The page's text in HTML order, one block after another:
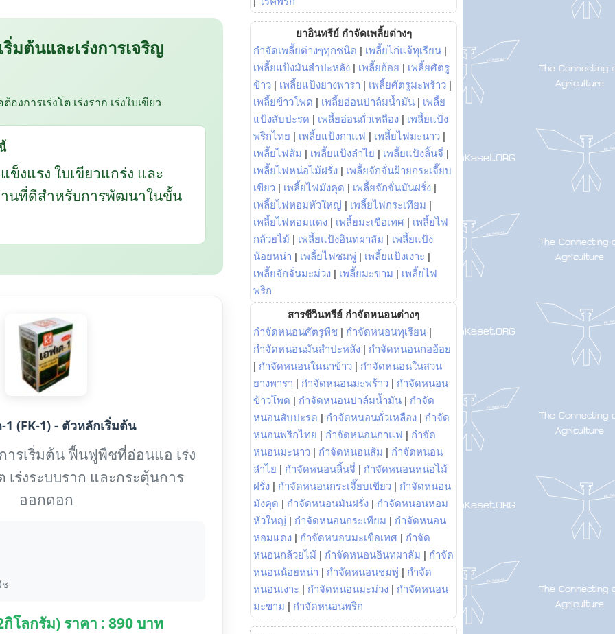
มต้นและเร่งการเจริญ
งการเร่งโต เร่งราก เร่งใบเขียว
งแรง ใบเขียวแกร่ง และ
านที่ดีสำหรับการพัฒนาในขั้น
-1 (FK-1) - ตัวหลักเริ่มต้น
ารเริ่มต้น ฟื้นฟูพืชที่อ่อนแอ เร่ง
เร่งระบบราก และกระตุ้นการ
ออกดอก
ช
กิโลกรัม) ราคา : 890 บาท
ยาอินทรีย์ กำจัดเพลี้ยต่างๆ
กำจัดเพลี้ยต่างๆทุกชนิด | เพลี้ยไก่แจ้ทุเรียน |
เพลี้ยแป้งมันสำปะหลัง | เพลี้ยอ้อย | เพลี้ยศัตรู
ข้าว | เพลี้ยแป้งยางพารา | เพลี้ยศัตรูมะพร้าว |
เพลี้ยข้าวโพด | เพลี้ยอ่อนปาล์มน้ำมัน | เพลี้ย
แป้งสับปะรด | เพลี้ยอ่อนถั่วเหลือง | เพลี้ยแป้ง
พริกไทย | เพลี้ยแป้งกาแฟ | เพลี้ยไฟมะนาว |
เพลี้ยไฟส้ม | เพลี้ยแป้งลำไย | เพลี้ยแป้งลิ้นจี่ |
เพลี้ยไฟหน่อไม้ฝรั่ง | เพลี้ยจักจั่นฝ้ายกระเจี๊ยบ
เขียว | เพลี้ยไฟมังคุด | เพลี้ยจักจั่นมันฝรั่ง |
เพลี้ยไฟหอมหัวใหญ่ | เพลี้ยไฟกระเทียม |
เพลี้ยไฟหอมแดง | เพลี้ยมะเขือเทศ | เพลี้ยไฟ
กล้วยไม้ | เพลี้ยแป้งอินทผาลัม | เพลี้ยแป้ง
น้อยหน่า | เพลี้ยไฟชมพู่ | เพลี้ยแป้งเงาะ |
เพลี้ยจักจั่นมะม่วง | เพลี้ยมะขาม | เพลี้ยไฟ
พริก
สารชีวินทรีย์ กำจัดหนอนต่างๆ
กำจัดหนอนศัตรูพืช | กำจัดหนอนทุเรียน |
กำจัดหนอนมันสำปะหลัง | กำจัดหนอนกออ้อย
| กำจัดหนอนในนาข้าว | กำจัดหนอนในสวน
ยางพารา | กำจัดหนอนมะพร้าว | กำจัดหนอน
ข้าวโพด | กำจัดหนอนปาล์มน้ำมัน | กำจัด
หนอนสับปะรด | กำจัดหนอนถั่วเหลือง | กำจัด
หนอนพริกไทย | กำจัดหนอนกาแฟ | กำจัด
หนอนมะนาว | กำจัดหนอนส้ม | กำจัดหนอน
ลำไย | กำจัดหนอนลิ้นจี่ | กำจัดหนอนหน่อไม้
ฝรั่ง | กำจัดหนอนกระเจี๊ยบเขียว | กำจัดหนอน
มังคุด | กำจัดหนอนมันฝรั่ง | กำจัดหนอนหอม
หัวใหญ่ | กำจัดหนอนกระเทียม | กำจัดหนอน
หอมแดง | กำจัดหนอนมะเขือเทศ | กำจัด
หนอนกล้วยไม้ | กำจัดหนอนอินทผาลัม | กำจัด
หนอนน้อยหน่า | กำจัดหนอนชมพู่ | กำจัด
หนอนเงาะ | กำจัดหนอนมะม่วง | กำจัดหนอน
มะขาม | กำจัดหนอนพริก